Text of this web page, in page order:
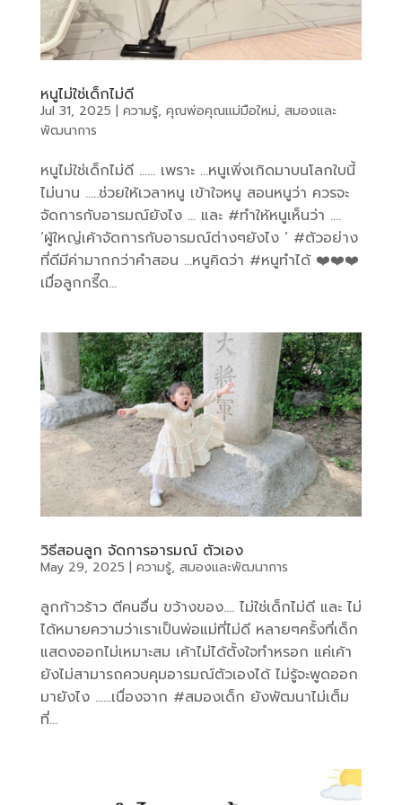
หนูไม่ใช่เด็กไม่ดี
Jul 31, 2025 | ความรู้, คุณพ่อคุณแม่มือใหม่, สมองและ
พัฒนาการ
หนูไม่ใช่เด็กไม่ดี …… เพราะ …หนูเพิ่งเกิดมาบนโลกใบนี้
ไม่นาน …..ช่วยให้เวลาหนู เข้าใจหนู สอนหนูว่า ควรจะ
จัดการกับอารมณ์ยังไง … และ #ทำให้หนูเห็นว่า ….
‘ผู้ใหญ่เค้าจัดการกับอารมณ์ต่างๆยังไง ‘ #ตัวอย่าง
ที่ดีมีค่ามากกว่าคำสอน …หนูคิดว่า #หนูทำได้ ❤️❤️❤️
เมื่อลูกกรี๊ด...
วิธีสอนลูก จัดการอารมณ์ ตัวเอง
May 29, 2025 | ความรู้, สมองและพัฒนาการ
ลูกก้าวร้าว ตีคนอื่น ขว้างของ…. ไม่ใช่เด็กไม่ดี และ ไม่
ได้หมายความว่าเราเป็นพ่อแม่ที่ไม่ดี หลายๆครั้งที่เด็ก
แสดงออกไม่เหมาะสม เค้าไม่ได้ตั้งใจทำหรอก แค่เค้า
ยังไม่สามารถควบคุมอารมณ์ตัวเองได้ ไม่รู้จะพูดออก
มายังไง ……เนื่องจาก #สมองเด็ก ยังพัฒนาไม่เต็ม
ที่...